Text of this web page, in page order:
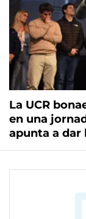
La UCR
en una
apunta a dar